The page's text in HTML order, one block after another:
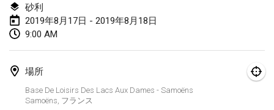
砂利
2019年8月17日 - 2019年8月18日
9:00 AM
場所
Base De Loisirs Des Lacs Aux Dames - Samoëns
Samoëns フランス
Liekki Cup
2019年1月26日
Tournoi de Mölkky - Lesfous Dubâtonvaigeois
2019年1月26日